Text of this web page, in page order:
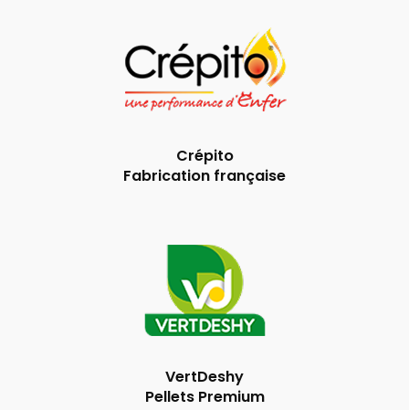
Crépito
Fabrication française
VertDeshy
Pellets Premium